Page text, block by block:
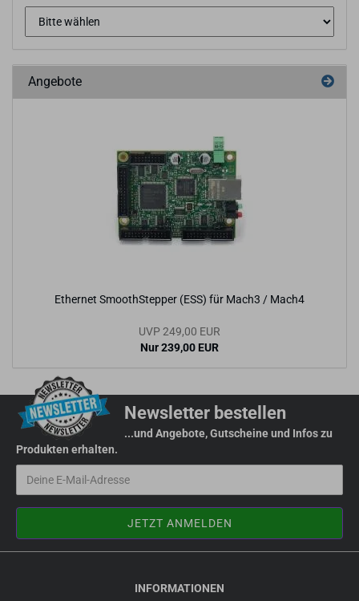
Angebote
Ether­net SmoothS­tep­per (ESS) für Mach3 / Mach4
UVP 249,00 EUR
Nur 239,00 EUR
Newsletter bestellen
...und Angebote, Gutscheine und Infos zu
Produkten erhalten.
INFORMATIONEN